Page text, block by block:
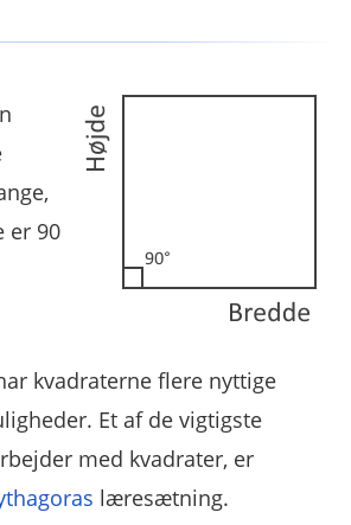
er 90
kvadraterne flere nyttige
Et af de vigtigste
med kvadrater, er
læresætning.